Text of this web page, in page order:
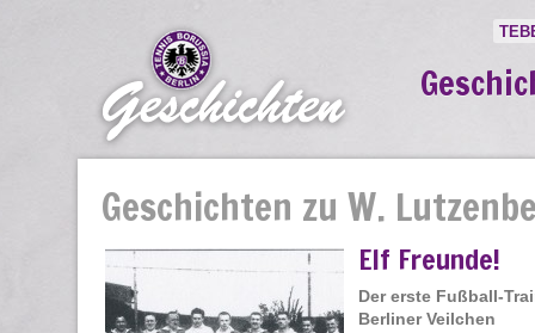
Geschichten zu W.
Elf Freunde!
Der erste Fußball-
Berliner Veilchen